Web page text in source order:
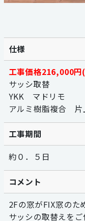
仕様
工事価格216,000円
サッシ取替
YKK マドリモ
アルミ樹脂複合 片
工事期間
約０．５日
コメント
2Fの窓がFIX窓のた
サッシの取替えをご